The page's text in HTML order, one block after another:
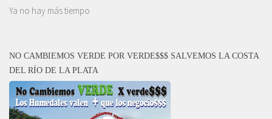
Ya no hay más tiempo
NO CAMBIEMOS VERDE POR VERDE$$$ SALVEMOS LA COSTA
DEL RÍO DE LA PLATA